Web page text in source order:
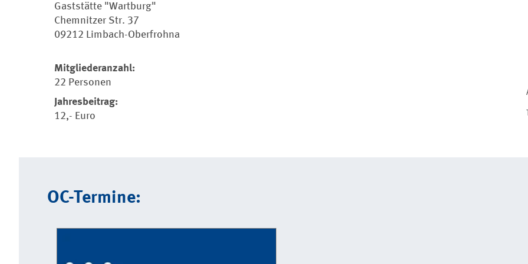
Gaststätte "Wartburg"
Chemnitzer Str. 37
09212 Limbach-Oberfrohna
Mitgliederanzahl:
22 Personen
Jahresbeitrag:
12,- Euro
OC-Termine: